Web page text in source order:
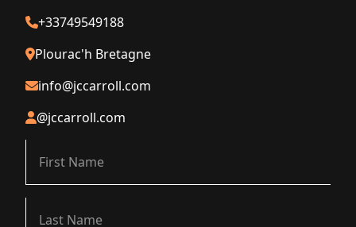
+33749549188
Plourac'h Bretagne
info@jccarroll.com
@jccarroll.com